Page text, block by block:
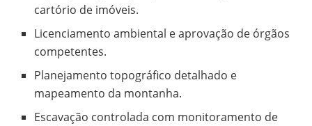
cartório de imóveis.
Licenciamento ambiental e aprovação de órgãos
competentes.
Planejamento topográfico detalhado e
mapeamento da montanha.
Escavação controlada com monitoramento de